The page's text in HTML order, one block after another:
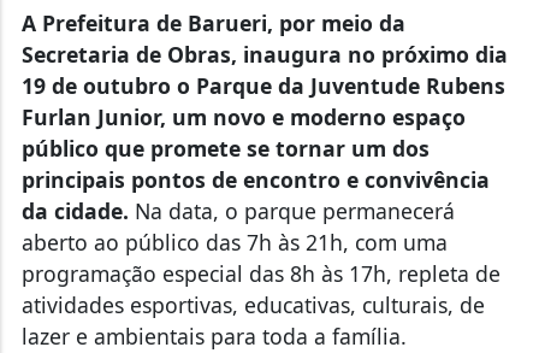
A Prefeitura de Barueri, por meio da
Secretaria de Obras, inaugura no próximo dia
19 de outubro o Parque da Juventude Rubens
Furlan Junior, um novo e moderno espaço
público que promete se tornar um dos
principais pontos de encontro e convivência
da cidade. Na data, o parque permanecerá
aberto ao público das 7h às 21h, com uma
programação especial das 8h às 17h, repleta de
atividades esportivas, educativas, culturais, de
lazer e ambientais para toda a família.